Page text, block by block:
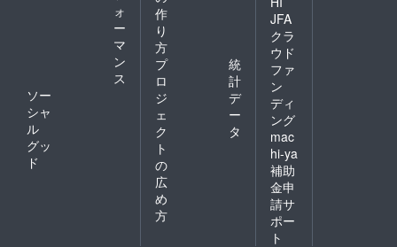
ォ
ー
マ
ン
ス
ソー
シャ
ル
グッ
ド
作
り
方
プ
ロ
ジ
ェ
ク
ト
の
広
め
方
統
計
デ
ー
タ
JFA
クラ
ウド
ファ
ン
ディ
ング
mac
hi-ya
補助
金申
請サ
ポー
ト